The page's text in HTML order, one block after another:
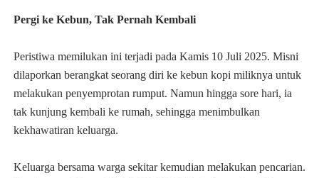
Pergi ke Kebun, Tak Pernah Kembali
Peristiwa memilukan ini terjadi pada Kamis 10 Juli 2025. Misni
dilaporkan berangkat seorang diri ke kebun kopi miliknya untuk
melakukan penyemprotan rumput. Namun hingga sore hari, ia
tak kunjung kembali ke rumah, sehingga menimbulkan
kekhawatiran keluarga.
Keluarga bersama warga sekitar kemudian melakukan pencarian.